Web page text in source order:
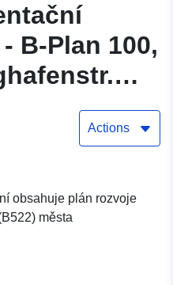
B-Plan 100,
Actions
obsahuje plán rozvoje
města